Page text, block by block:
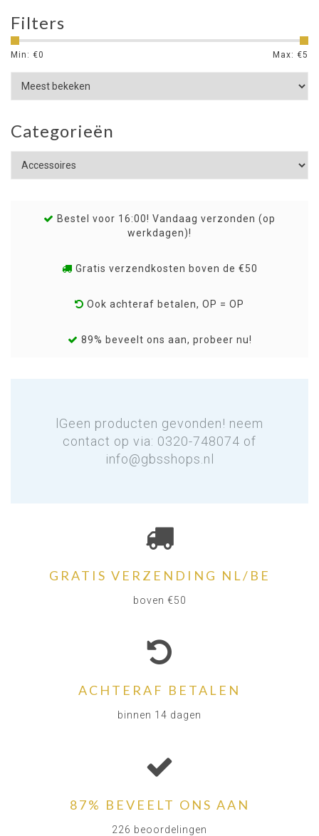
Filters
Min: €0 Max: €5
Categorieën
Bestel voor 16:00! Vandaag verzonden (op
werkdagen)!
Gratis verzendkosten boven de €50
Ook achteraf betalen, OP = OP
89% beveelt ons aan, probeer nu!
lGeen producten gevonden! neem
contact op via: 0320-748074 of
info@gbsshops.nl
GRATIS VERZENDING NL/BE
boven €50
ACHTERAF BETALEN
binnen 14 dagen
87% BEVEELT ONS AAN
226 beoordelingen